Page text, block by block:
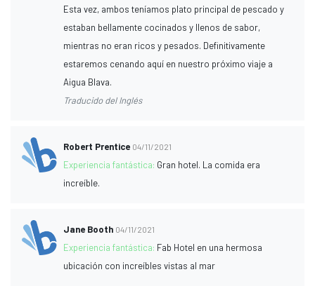
Esta vez, ambos teníamos plato principal de pescado y
estaban bellamente cocinados y llenos de sabor,
mientras no eran ricos y pesados. Definitivamente
estaremos cenando aquí en nuestro próximo viaje a
Aigua Blava.
Traducido del Inglés
Robert Prentice 04/11/2021
Experiencia fantástica: Gran hotel. La comida era
increíble.
Jane Booth 04/11/2021
Experiencia fantástica: Fab Hotel en una hermosa
ubicación con increíbles vistas al mar